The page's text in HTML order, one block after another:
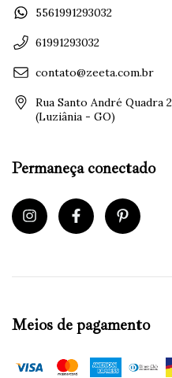
5561991293032
61991293032
contato@zeeta.com.br
Rua Santo André Quadra
(Luziânia - GO)
Permaneça conectado
Meios de pagamento